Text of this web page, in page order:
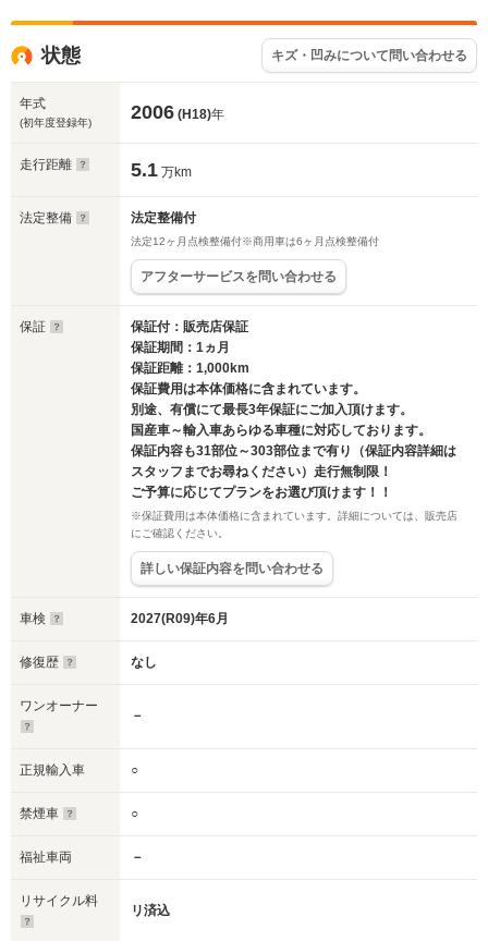
状態 キズ・凹みについて問い合わせる
年式
(初年度登録年) 2006 (H18)年
走行距離 5.1 万km
法定整備 法定整備付
法定12ヶ月点検整備付※商用車は6ヶ月点検整備付
アフターサービスを問い合わせる
保証
保証付：販売店保証
保証期間：1ヵ月
保証距離：1,000km
保証費用は本体価格に含まれています。
別途、有償にて最長3年保証にご加入頂けます。
国産車～輸入車あらゆる車種に対応しております。
保証内容も31部位～303部位まで有り（保証内容詳細は
スタッフまでお尋ねください）走行無制限！
ご予算に応じてプランをお選び頂けます！！
※保証費用は本体価格に含まれています。詳細については、販売店
にご確認ください。
詳しい保証内容を問い合わせる
車検 2027(R09)年6月
修復歴 なし
ワンオーナー
－
正規輸入車 ○
禁煙車 ○
福祉車両 －
リサイクル料
リ済込